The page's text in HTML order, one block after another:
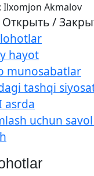
Ilxomjon Akmalov
/
hayot
munosabatlar
tashqi
asrda
uchun